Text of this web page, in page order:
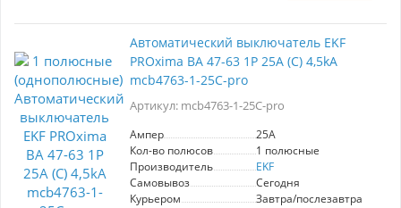
решением при проектировании новых
электрических систем или модернизации
существующих. Его эффективность
проявляется в ситуациях, требующих защиты
оборудования и повышения общей
безопасности электросетей. Применение в
одно-, двух-, трех- и четырехполюсных
конфигурациях делает его универсальным
инструментом для различных электрических
решений.
Автоматический выключатель EKF
PROxima ВА 47-63 1P 25А (С) 4,5kA
mcb4763-1-25C-pro
Артикул: mcb4763-1-25C-pro
Ампер
25A
Кол-во полюсов
1 полюсные
Производитель
EKF
Самовывоз
Сегодня
Курьером
Завтра/послезавтра